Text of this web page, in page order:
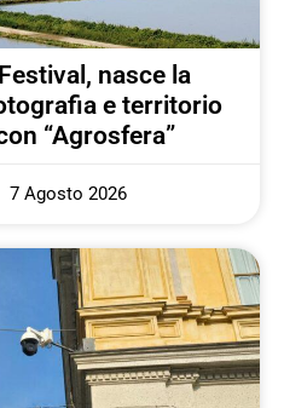
nasce la
e territorio
“Agrosfera”
7 Agosto 2026